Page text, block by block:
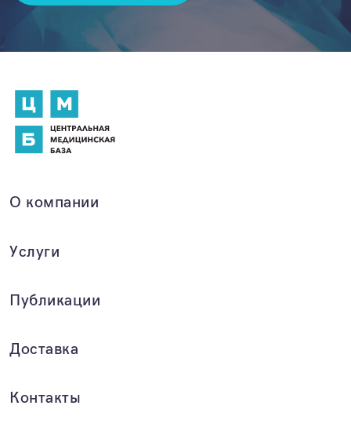
О компании
Услуги
Публикации
Доставка
Контакты